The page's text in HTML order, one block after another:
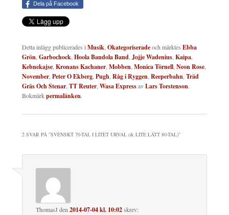
Dela på Facebook
Detta inlägg publicerades iMusik,Okategoriseradeoch märktes Ebba
Grön,Garbochock,Hoola Bandola Band,Jojje Wadenius,Kaipa,
Kebnekajse,Kronans Kachaner,Mobben,Monica Törnell,Neon Rose,
November,Peter O Ekberg,Pugh,Råg i Ryggen,Reeperbahn,Träd
Gräs Och Stenar,TT Reuter,Wasa ExpressavLars Torstenson.
Bokmärkpermalänken.
2 SVAR PÅ ”SVENSKT 70-TAL I LITET URVAL (& LITE LÄTT 80-TAL)”
ThomasJ den2014-07-04 kl. 10:02skrev: